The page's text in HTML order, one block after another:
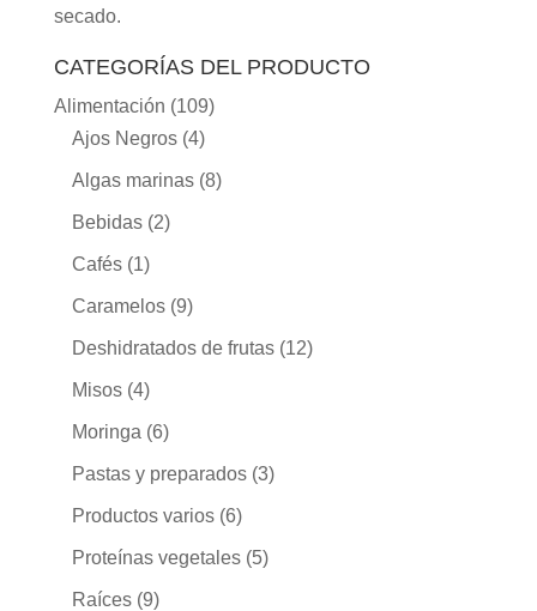
secado.
CATEGORÍAS DEL PRODUCTO
Alimentación (109)
Ajos Negros (4)
Algas marinas (8)
Bebidas (2)
Cafés (1)
Caramelos (9)
Deshidratados de frutas (12)
Misos (4)
Moringa (6)
Pastas y preparados (3)
Productos varios (6)
Proteínas vegetales (5)
Raíces (9)